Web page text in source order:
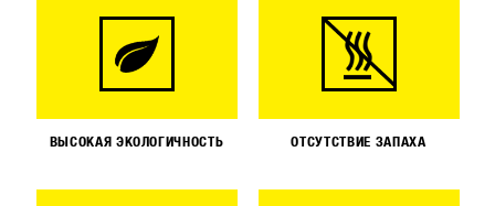
ВЫСОКАЯ ЭКОЛОГИЧНОСТЬ ОТСУТСТВИЕ ЗАПАХА